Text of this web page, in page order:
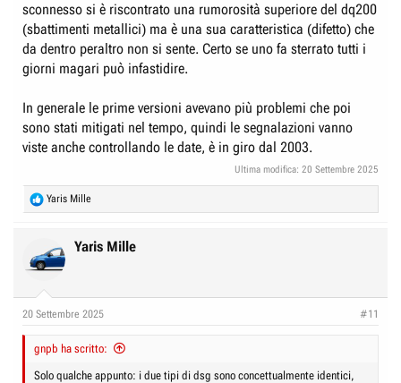
sconnesso si è riscontrato una rumorosità superiore del dq200
(sbattimenti metallici) ma è una sua caratteristica (difetto) che
da dentro peraltro non si sente. Certo se uno fa sterrato tutti i
giorni magari può infastidire.
In generale le prime versioni avevano più problemi che poi
sono stati mitigati nel tempo, quindi le segnalazioni vanno
viste anche controllando le date, è in giro dal 2003.
Ultima modifica: 20 Settembre 2025
R
e
t
i
s
Yaris Mille
Yaris Mille
20 Settembre 2025 #11
gnpb ha scritto:
Solo qualche appunto: i due tipi di dsg sono concettualmente identici,